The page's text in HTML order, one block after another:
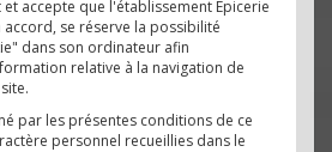
accepte que l'établissement Epicerie
accord, se réserve la possibilité
dans son ordinateur afin
relative à la navigation de
par les présentes conditions de ce
personnel recueillies dans le